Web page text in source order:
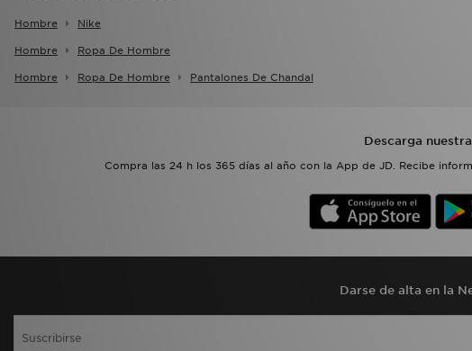
Hombre Nike
Hombre Ropa De Hombre
Hombre Ropa De Hombre Pantalones De Chandal
Descarga
Compra las 24 h los 365 días al año con la App de JD. Recibe
Darse de alta en la